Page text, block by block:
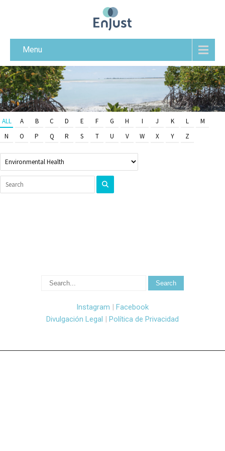
Menu
ALL A B C D E F G H I J K L
M
N
O P Q R S T U V W X Y Z
Instagram | Facebook
Divulgación Legal | Política de Privacidad